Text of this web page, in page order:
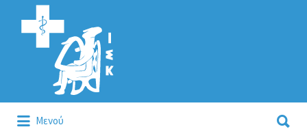
Αναζήτηση
για:
Μενού
για: